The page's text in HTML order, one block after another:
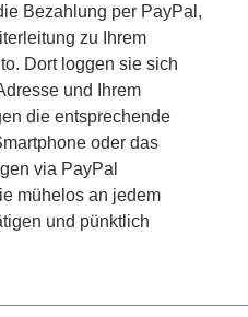
Bezahlung per PayPal,
zu Ihrem
Dort loggen sie sich
und Ihrem
die entsprechende
oder das
via PayPal
mühelos an jedem
und pünktlich